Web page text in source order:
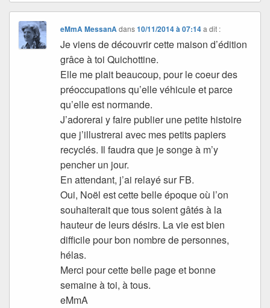
eMmA MessanAdans10/11/2014 à 07:14 a dit :
Je viens de découvrir cette maison d’édition
grâce à toi Quichottine.
Elle me plait beaucoup, pour le coeur des
préoccupations qu’elle véhicule et parce
qu’elle est normande.
J’adorerai y faire publier une petite histoire
que j’illustrerai avec mes petits papiers
recyclés. Il faudra que je songe à m’y
pencher un jour.
En attendant, j’ai relayé sur FB.
Oui, Noël est cette belle époque où l’on
souhaiterait que tous soient gâtés à la
hauteur de leurs désirs. La vie est bien
difficile pour bon nombre de personnes,
hélas.
Merci pour cette belle page et bonne
semaine à toi, à tous.
eMmA